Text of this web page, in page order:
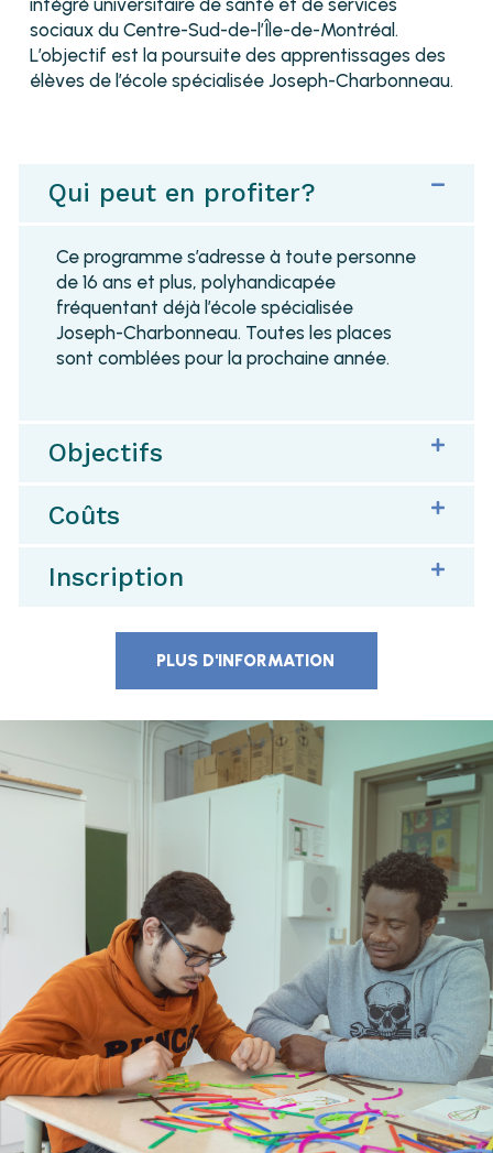
sociaux du Centre-Sud-de-l’Île-de-Montréal.
L’objectif est la poursuite des apprentissages des
élèves de l’école spécialisée Joseph-Charbonneau.
Qui peut en profiter?
Ce programme s’adresse à toute personne
de 16 ans et plus, polyhandicapée
fréquentant déjà l’école spécialisée
Joseph-Charbonneau. Toutes les places
sont comblées pour la prochaine année.
Objectifs
Coûts
Inscription
PLUS D'INFORMATION